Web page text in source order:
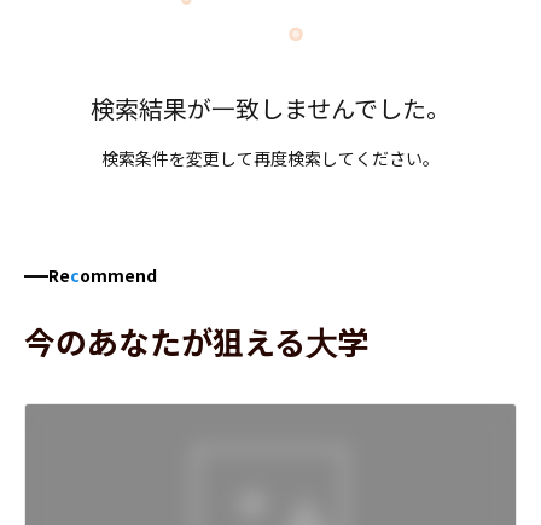
検索結果が一致しませんでした。
検索条件を変更して再度検索してください。
Recommend
今のあなたが狙える大学